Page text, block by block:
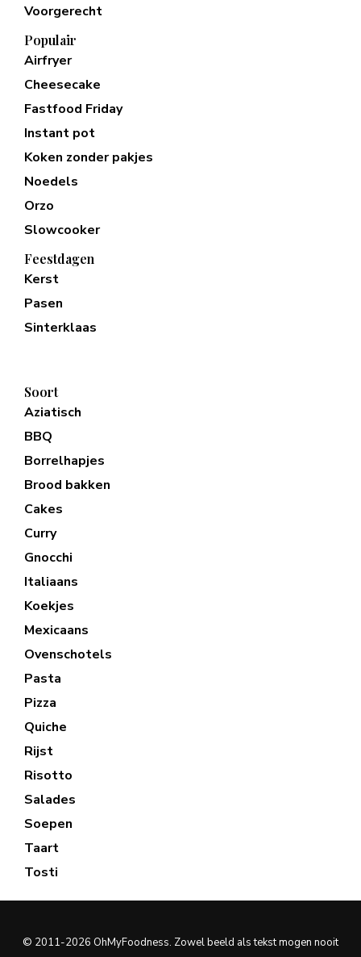
Voorgerecht
Populair
Airfryer
Cheesecake
Fastfood Friday
Instant pot
Koken zonder pakjes
Noedels
Orzo
Slowcooker
Feestdagen
Kerst
Pasen
Sinterklaas
Soort
Aziatisch
BBQ
Borrelhapjes
Brood bakken
Cakes
Curry
Gnocchi
Italiaans
Koekjes
Mexicaans
Ovenschotels
Pasta
Pizza
Quiche
Rijst
Risotto
Salades
Soepen
Taart
Tosti
© 2011-2026 OhMyFoodness. Zowel beeld als tekst mogen nooit